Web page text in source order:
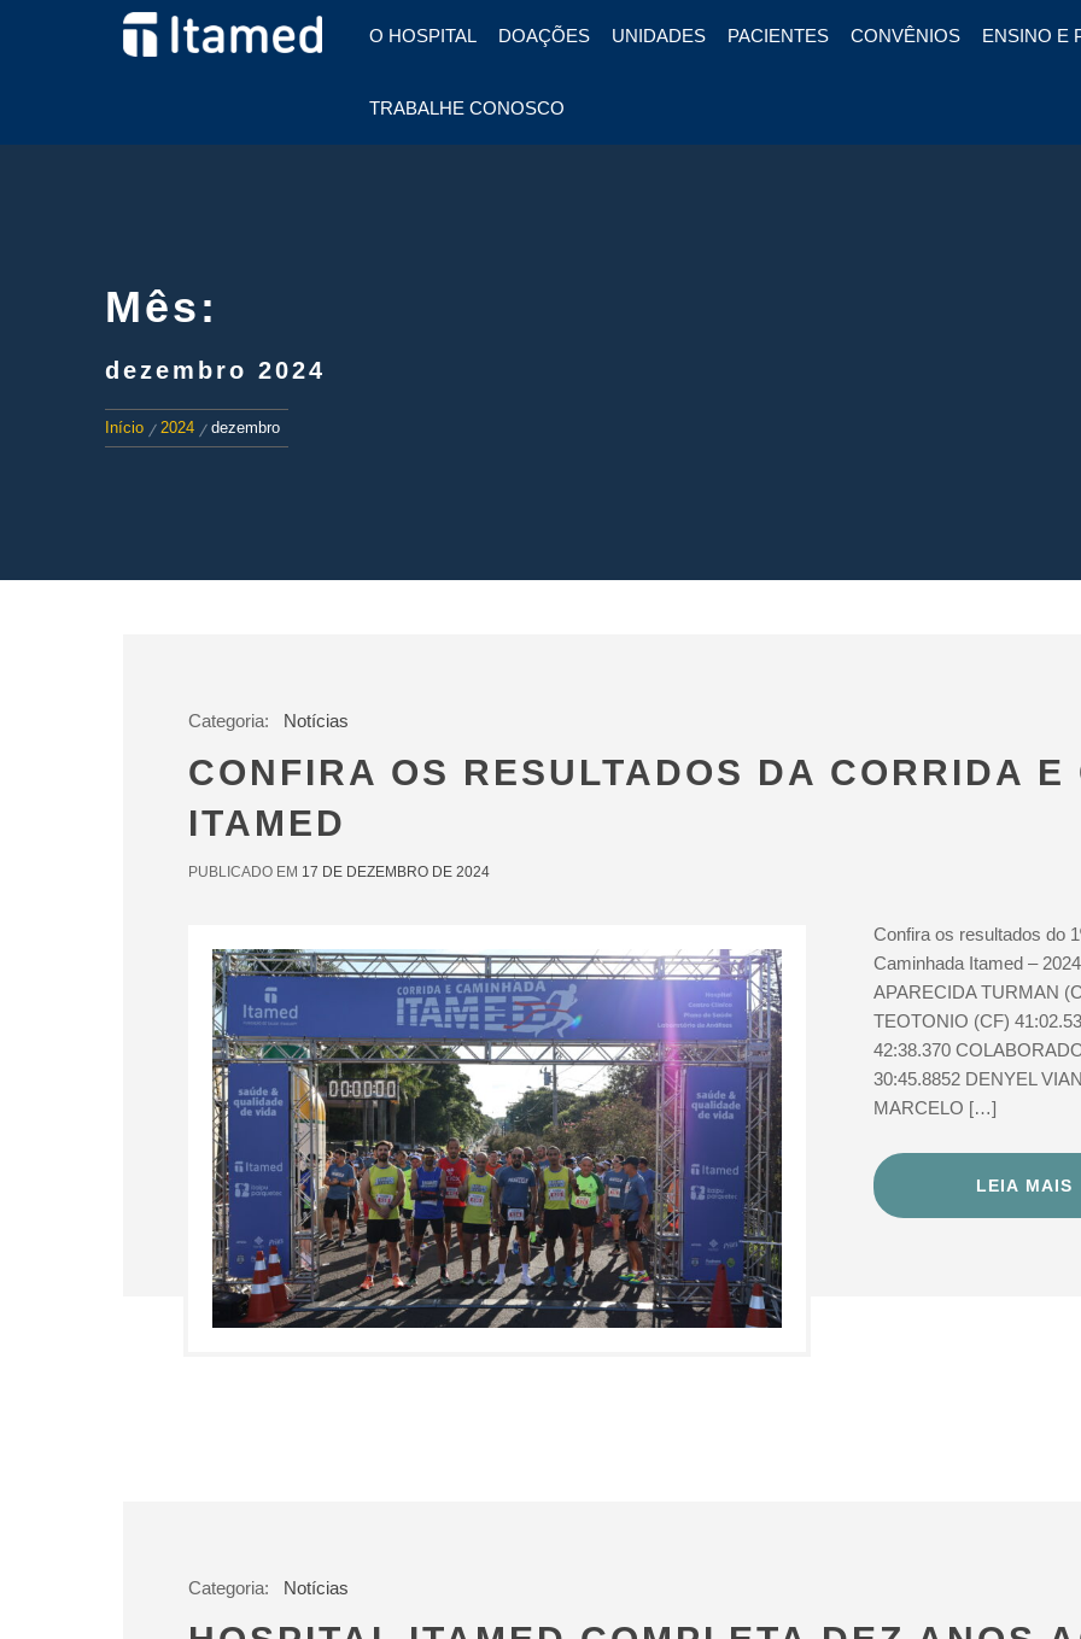
HOSPITAL
ITAMED
HOSPITAL EM FOZ DO
IGUAÇU
O HOSPITAL DOAÇÕES UNIDADES PACIENTES CONVÊNIOS ENSINO E
TRABALHE CONOSCO
Mês:
dezembro 2024
Início 2024 dezembro
Categoria: Notícias
CONFIRA OS RESULTADOS DA CORRIDA E
ITAMED
PUBLICADO EM 17 DE DEZEMBRO DE 2024
Confira os resultados do
Caminhada Itamed –
APARECIDA TURMAN
TEOTONIO (CF)
42:38.370
30:45.8852 DENYEL
MARCELO […]
LEIA MAIS
Categoria: Notícias